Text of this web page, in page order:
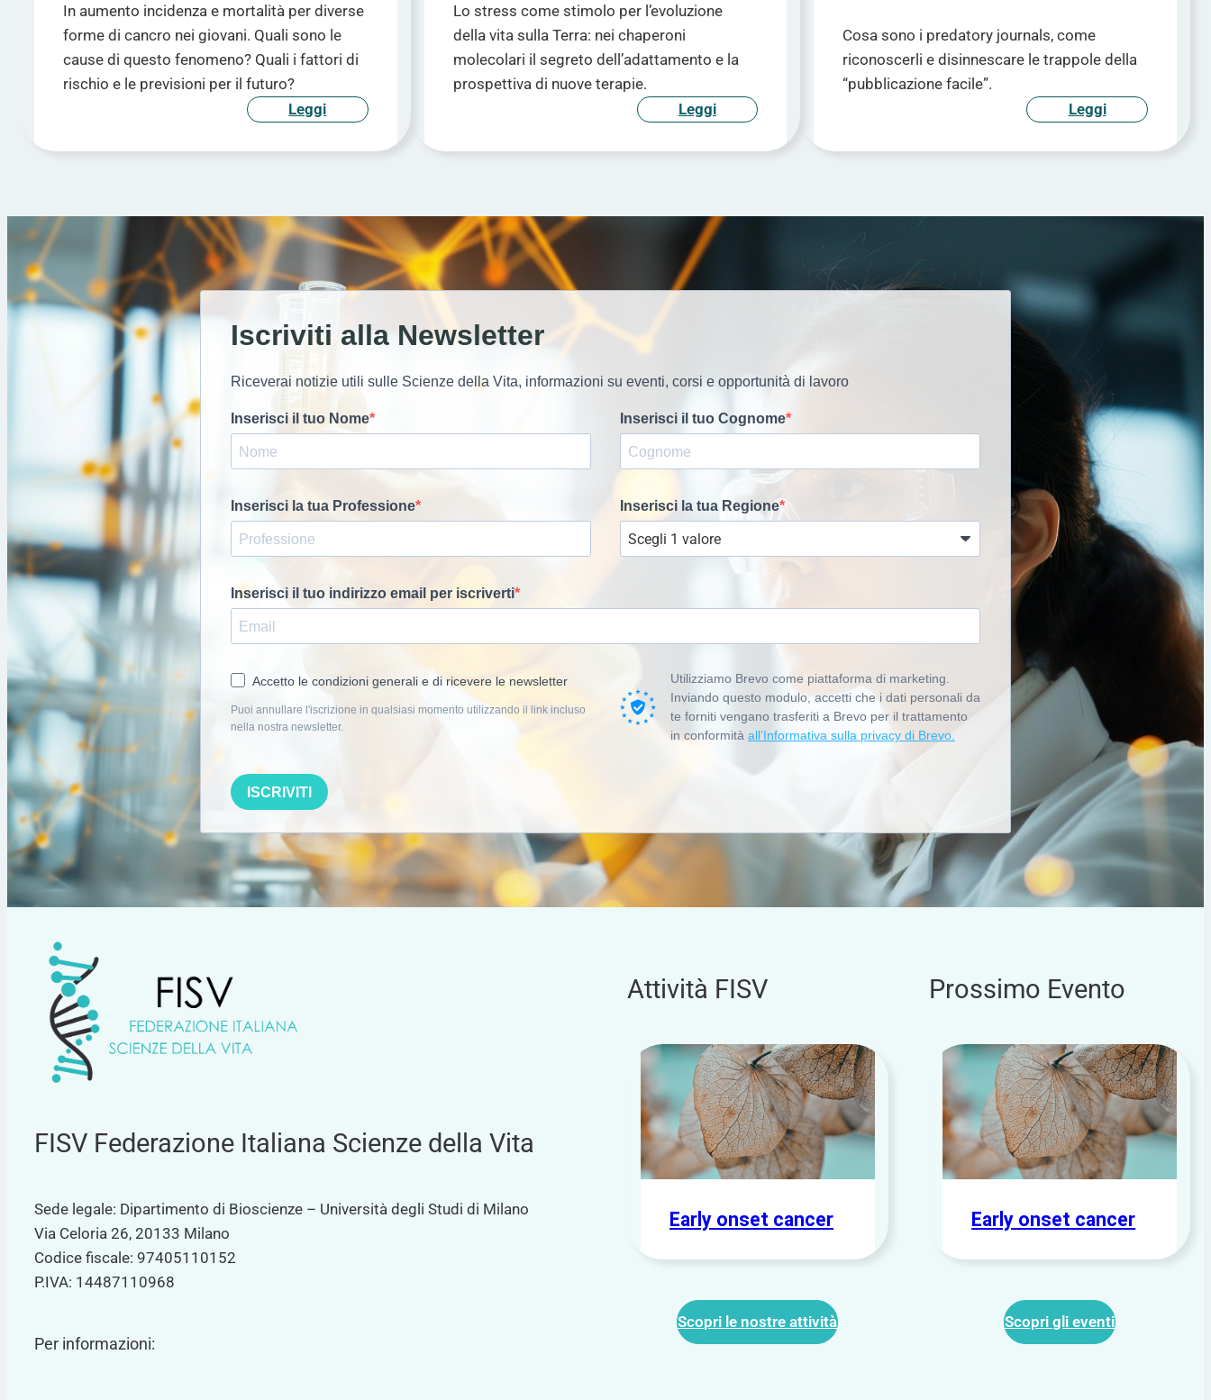
In aumento incidenza e mortalità per diverse
forme di cancro nei giovani. Quali sono le
cause di questo fenomeno? Quali i fattori di
rischio e le previsioni per il futuro?
Leggi
Lo stress come stimolo per l’evoluzione
della vita sulla Terra: nei chaperoni
molecolari il segreto dell’adattamento e la
prospettiva di nuove terapie.
Leggi
Cosa sono i predatory journals, come
riconoscerli e disinnescare le trappole della
“pubblicazione facile”.
Leggi
Iscriviti alla Newsletter
Riceverai notizie utili sulle Scienze della Vita, informazioni su eventi, corsi e opportunità di lavoro
Inserisci il tuo Nome Inserisci il tuo Cognome
Inserisci la tua Professione Inserisci la tua Regione
Inserisci il tuo indirizzo email per iscriverti
Accetto le condizioni generali e di ricevere le newsletter
Puoi annullare l'iscrizione in qualsiasi momento utilizzando il link incluso
nella nostra newsletter.
Utilizziamo Brevo come piattaforma di marketing.
Inviando questo modulo, accetti che i dati personali da
te forniti vengano trasferiti a Brevo per il trattamento
in conformità all’Informativa sulla privacy di Brevo.
ISCRIVITI
FISV Federazione Italiana Scienze della Vita
Sede legale: Dipartimento di Bioscienze – Università degli Studi di Milano
Via Celoria 26, 20133 Milano
Codice fiscale: 97405110152
P.IVA: 14487110968
Per informazioni:
Attività FISV
Early onset cancer
Scopri le nostre attività
Prossimo Evento
Early onset cancer
Scopri gli eventi